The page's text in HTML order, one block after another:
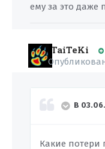
ему за это даже
TaiTeKi
В
Какие потери